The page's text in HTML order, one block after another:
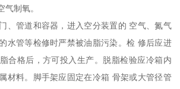
气制氧。
、管道和容器，进入空分装置的 空气、氮气
水管等检修时严禁被油脂污染。检 修后应进
合格后，方可投入生产。脱脂检验应冷箱内
材料。脚手架应固定在冷箱 骨架或大管径管